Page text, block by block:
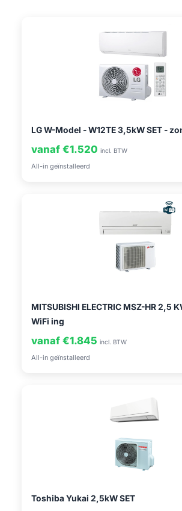
LG W-Model - W12TE 3,5kW SET -
vanaf €1.520 incl. BTW
All-in geïnstalleerd
MITSUBISHI ELECTRIC MSZ-HR 2,5
WiFi ing
vanaf €1.845 incl. BTW
All-in geïnstalleerd
Toshiba Yukai 2,5kW SET